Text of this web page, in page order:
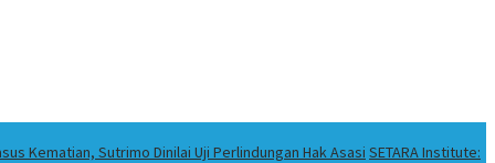
Kematian, Sutrimo Dinilai Uji Perlindungan Hak Asasi SETARA Institute: